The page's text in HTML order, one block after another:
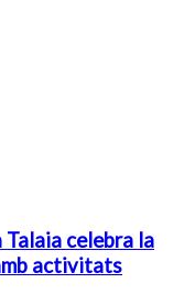
Talaia celebra la
activitats